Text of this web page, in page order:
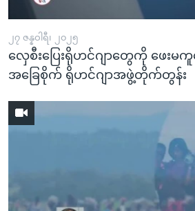
၂၇ ဇန္နဝါရီ၊ ၂၀၂၅
လှေစီးပြေးရိုဟင်ဂျာတွေကို ဖေးမကူ
အခြေစိုက် ရိုဟင်ဂျာအဖွဲ့တိုက်တွန်း